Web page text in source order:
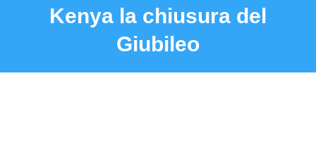
Kenya la chiusura del
Giubileo